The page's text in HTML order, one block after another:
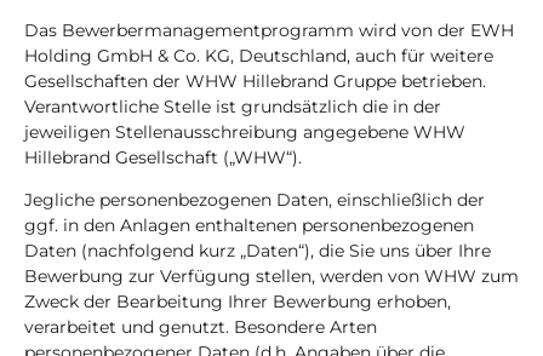
Das Bewerbermanagementprogramm wird von der EWH
Holding GmbH & Co. KG, Deutschland, auch für weitere
Gesellschaften der WHW Hillebrand Gruppe betrieben.
Verantwortliche Stelle ist grundsätzlich die in der
jeweiligen Stellenausschreibung angegebene WHW
Hillebrand Gesellschaft („WHW“).
Jegliche personenbezogenen Daten, einschließlich der
ggf. in den Anlagen enthaltenen personenbezogenen
Daten (nachfolgend kurz „Daten“), die Sie uns über Ihre
Bewerbung zur Verfügung stellen, werden von WHW zum
Zweck der Bearbeitung Ihrer Bewerbung erhoben,
verarbeitet und genutzt. Besondere Arten